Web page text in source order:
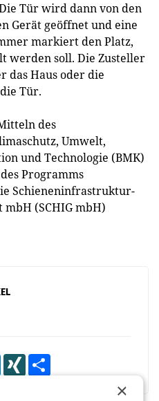
Tür wird dann von den
Gerät geöffnet und eine
markiert den Platz,
werden soll. Die Zusteller
das Haus oder die
Tür.
des
Umwelt,
und Technologie (BMK)
Programms
Schieneninfrastruktur-
(SCHIG mbH)
LinkedInXING
×